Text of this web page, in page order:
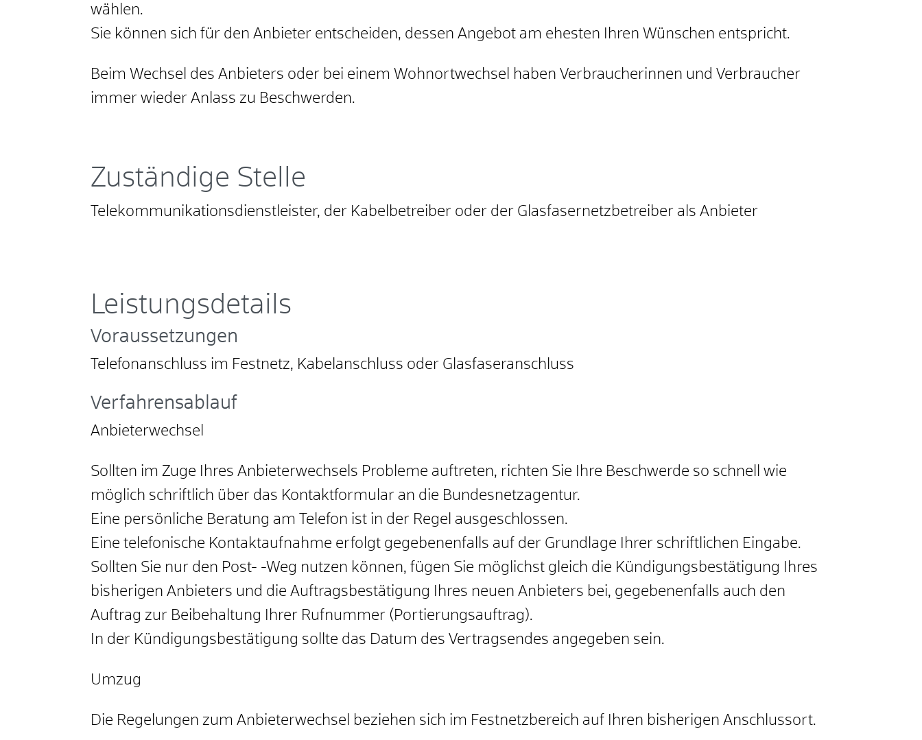
wählen.
Sie können sich für den Anbieter entscheiden, dessen Angebot am ehesten Ihren Wünschen entspricht.
Beim Wechsel des Anbieters oder bei einem Wohnortwechsel haben Verbraucherinnen und Verbraucher
immer wieder Anlass zu Beschwerden.
Zuständige Stelle
Telekommunikationsdienstleister, der Kabelbetreiber oder der Glasfasernetzbetreiber als Anbieter
Leistungsdetails
Voraussetzungen
Telefonanschluss im Festnetz, Kabelanschluss oder Glasfaseranschluss
Verfahrensablauf
Anbieterwechsel
Sollten im Zuge Ihres Anbieterwechsels Probleme auftreten, richten Sie Ihre Beschwerde so schnell wie
möglich schriftlich über das Kontaktformular an die Bundesnetzagentur.
Eine persönliche Beratung am Telefon ist in der Regel ausgeschlossen.
Eine telefonische Kontaktaufnahme erfolgt gegebenenfalls auf der Grundlage Ihrer schriftlichen Eingabe.
Sollten Sie nur den Post- -Weg nutzen können, fügen Sie möglichst gleich die Kündigungsbestätigung Ihres
bisherigen Anbieters und die Auftragsbestätigung Ihres neuen Anbieters bei, gegebenenfalls auch den
Auftrag zur Beibehaltung Ihrer Rufnummer (Portierungsauftrag).
In der Kündigungsbestätigung sollte das Datum des Vertragsendes angegeben sein.
Umzug
Die Regelungen zum Anbieterwechsel beziehen sich im Festnetzbereich auf Ihren bisherigen Anschlussort.